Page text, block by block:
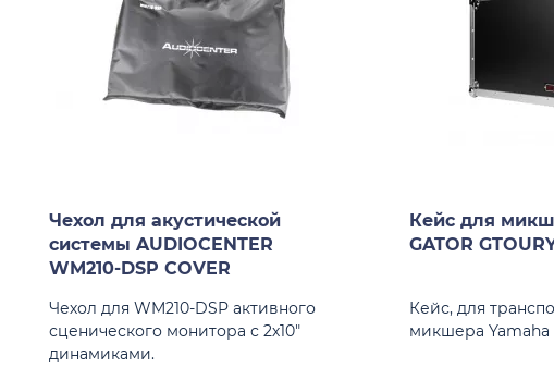
Чехол для акустической
системы AUDIOCENTER
WM210-DSP COVER
Чехол для WM210-DSP активного
сценического монитора с 2х10"
динамиками.
Кейс для
GATOR
Кейс, для
микшера Yamaha